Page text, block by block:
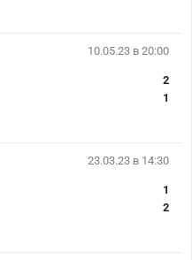
10.05.23 в 20:00
2
1
23.03.23 в 14:30
1
2